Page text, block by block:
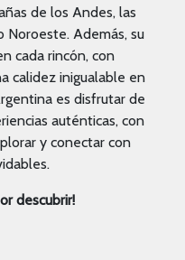
de los Andes, las
Noroeste. Además, su
cada rincón, con
calidez inigualable en
es disfrutar de
auténticas, con
y conectar con
descubrir!